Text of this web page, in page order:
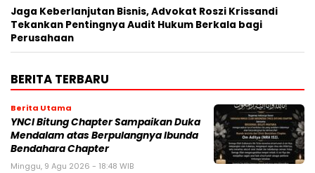
Jaga Keberlanjutan Bisnis, Advokat Roszi Krissandi
Tekankan Pentingnya Audit Hukum Berkala bagi
Perusahaan
BERITA TERBARU
Berita Utama
YNCI Bitung Chapter Sampaikan Duka
Mendalam atas Berpulangnya Ibunda
Bendahara Chapter
Minggu, 9 Agu 2026 - 18:48 WIB